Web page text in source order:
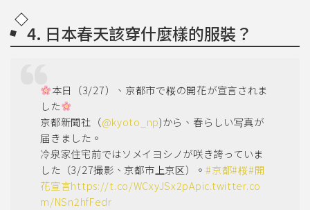
4. 日本春天該穿什麼樣的服裝？
本日（3/27）、京都市で桜の開花が宣言されま
した
京都新聞社（@kyoto_np)から、春らしい写真が
届きました。
冷泉家住宅前ではソメイヨシノが咲き誇っていま
した（3/27撮影、京都市上京区）。#京都#桜#開
花宣言https://t.co/WCxyJSx2pApic.twitter.co
m/NSn2hfFedr